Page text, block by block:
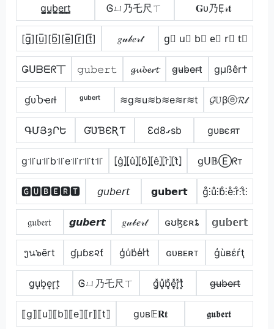
g̳u̳b̳e̳r̳t̳ Ꮆㄩ乃乇尺ㄒ 𝐆υ乃Ẹ𝓇𝐭
[g̲̅][u̲̅][b̲̅][e̲̅][r̲̅][t̲̅] 𝑔𝓊𝒷𝑒𝓇𝓉 g⃣ u⃣ b⃣ e⃣ r⃣ t⃣
Ǥᑌᗷᗴᖇ丅 𝚐𝚞𝚋𝚎𝚛𝚝 𝓰𝓾𝓫𝓮𝓻𝓽 g̴u̴b̴e̴r̴t̴ gµßêr†
ɠυႦҽɾƚ ᵍᵘᵇᵉʳᵗ ≋g≋u≋b≋e≋r≋t 𝓖𝕌βⓔ𝓡𝓉
ԳՄՅȝՐԵ ƓƲƁЄƦƬ Ɛd8ގsb gυвєят
g꜉꜍u꜉꜍b꜉꜍e꜉꜍r꜉꜍t꜉꜍ ⦏ĝ⦎⦏û⦎⦏b̂⦎⦏ê⦎⦏r̂⦎⦏t̂⦎ gᑌ𝔹Ⓔᖇт
🅶🆄🅱🅴🆁🆃 𝘨𝘶𝘣𝘦𝘳𝘵 𝗴𝘂𝗯𝗲𝗿𝘁 g̊⫶ů⫶b̊⫶e̊⫶r̊⫶t̊⫶
𝔤𝔲𝔟𝔢𝔯𝔱 𝙜𝙪𝙗𝙚𝙧𝙩 𝑔𝓊𝒷𝑒𝓇𝓉 ɢʊɮɛʀȶ 𝕘𝕦𝕓𝕖𝕣𝕥
ງน๖ērt ɠµɓε૨ƭ g̾u̾b̾e̾r̾t̾ ɢᴜʙᴇʀᴛ ģùвέŕţ
g͎u͎b͎e͎r͎t͎ Ꮆㄩ乃乇尺ㄒ g͓̽u͓̽b͓̽e͓̽r͓̽t͓̽ g̶u̶b̶e̶r̶t̶
⟦g⟧⟦u⟧⟦b⟧⟦e⟧⟦r⟧⟦t⟧ gυв𝔼𝐑𝐭 𝖌𝖚𝖇𝖊𝖗𝖙